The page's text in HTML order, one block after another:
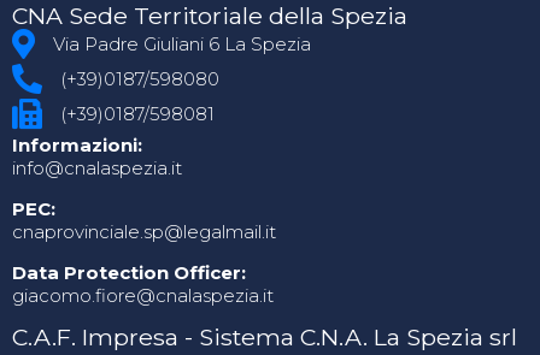
CNA Sede Territoriale della Spezia
Via Padre Giuliani 6 La Spezia
(+39)0187/598080
(+39)0187/598081
Informazioni:
info@cnalaspezia.it
PEC:
cnaprovinciale.sp@legalmail.it
Data Protection Officer:
giacomo.fiore@cnalaspezia.it
C.A.F. Impresa - Sistema C.N.A. La Spezia srl